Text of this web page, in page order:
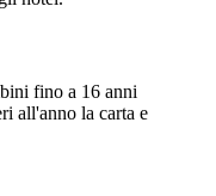
fino a 16 anni
all'anno la carta e